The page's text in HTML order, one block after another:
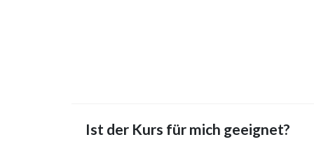
Ist der Kurs für mich geeignet?